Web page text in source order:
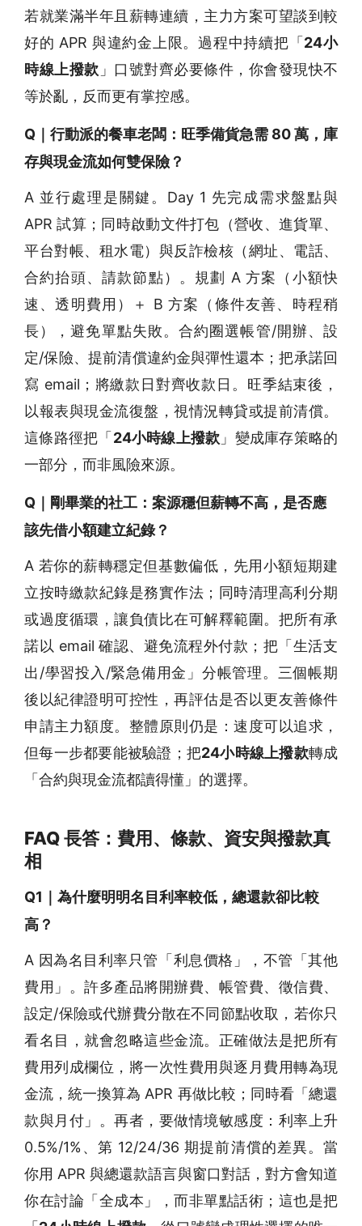
若就業滿半年且薪轉連續，主力方案可望談到較
好的 APR 與違約金上限。過程中持續把「24小
時線上撥款 」口號對齊必要條件，你會發現快不
等於亂，反而更有掌控感。
Q｜行動派的餐車老闆：旺季備貨急需 80 萬，庫
存與現金流如何雙保險？
A 並行處理是關鍵。Day 1 先完成需求盤點與
APR 試算；同時啟動文件打包（營收、進貨單、
平台對帳、租水電）與反詐檢核（網址、電話、
合約抬頭、請款節點）。規劃 A 方案（小額快
速、透明費用）＋ B 方案（條件友善、時程稍
長），避免單點失敗。合約圈選帳管/開辦、設
定/保險、提前清償違約金與彈性還本；把承諾回
寫 email；將繳款日對齊收款日。旺季結束後，
以報表與現金流復盤，視情況轉貸或提前清償。
這條路徑把「24小時線上撥款 」變成庫存策略的
一部分，而非風險來源。
Q｜剛畢業的社工：案源穩但薪轉不高，是否應
該先借小額建立紀錄？
A 若你的薪轉穩定但基數偏低，先用小額短期建
立按時繳款紀錄是務實作法；同時清理高利分期
或過度循環，讓負債比在可解釋範圍。把所有承
諾以 email 確認、避免流程外付款；把「生活支
出/學習投入/緊急備用金」分帳管理。三個帳期
後以紀律證明可控性，再評估是否以更友善條件
申請主力額度。整體原則仍是：速度可以追求，
但每一步都要能被驗證；把24小時線上撥款轉成
「合約與現金流都讀得懂」的選擇。
FAQ 長答：費用、條款、資安與撥款真
相
Q1｜為什麼明明名目利率較低，總還款卻比較
高？
A 因為名目利率只管「利息價格」，不管「其他
費用」。許多產品將開辦費、帳管費、徵信費、
設定/保險或代辦費分散在不同節點收取，若你只
看名目，就會忽略這些金流。正確做法是把所有
費用列成欄位，將一次性費用與逐月費用轉為現
金流，統一換算為 APR 再做比較；同時看「總還
款與月付」。再者，要做情境敏感度：利率上升
0.5%/1%、第 12/24/36 期提前清償的差異。當
你用 APR 與總還款語言與窗口對話，對方會知道
你在討論「全成本」，而非單點話術；這也是把